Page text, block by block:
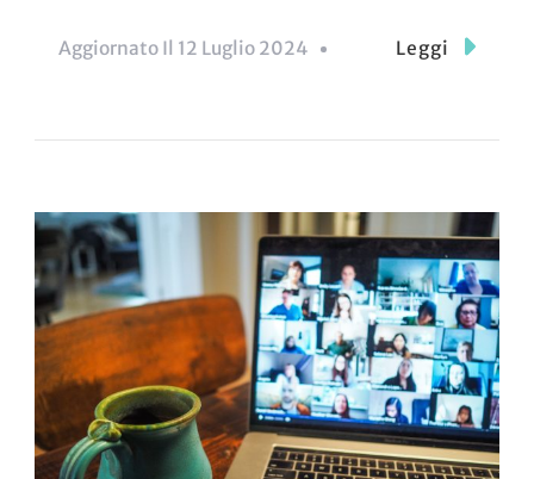
Aggiornato Il 12 Luglio 2024 Leggi